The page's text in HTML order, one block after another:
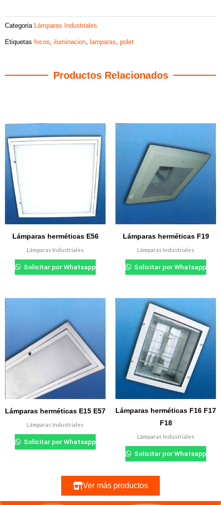
Categoria Lámparas Industriales
Etiquetas focos iluminacion lamparas polet
Productos Relacionados
Lámparas herméticas E56
Lámparas Industriales
Solicitar por Whatsapp
Lámparas herméticas F19
Lámparas Industriales
Solicitar por Whatsapp
Lámparas herméticas E15 E57
Lámparas Industriales
Solicitar por Whatsapp
Lámparas herméticas F16 F17
F18
Lámparas Industriales
Solicitar por Whatsapp
Ver más productos